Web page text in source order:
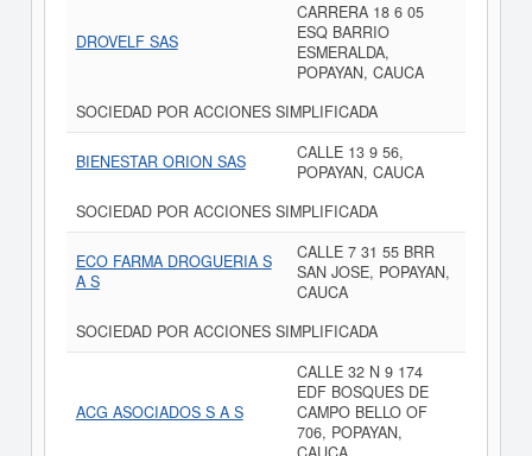
DROVELF SAS
CARRERA 18 6 05
ESQ BARRIO
ESMERALDA,
POPAYAN, CAUCA
SOCIEDAD POR ACCIONES SIMPLIFICADA
BIENESTAR ORION SAS
CALLE 13 9 56,
POPAYAN, CAUCA
SOCIEDAD POR ACCIONES SIMPLIFICADA
ECO FARMA DROGUERIA S
A S
CALLE 7 31 55 BRR
SAN JOSE, POPAYAN,
CAUCA
SOCIEDAD POR ACCIONES SIMPLIFICADA
ACG ASOCIADOS S A S
CALLE 32 N 9 174
EDF BOSQUES DE
CAMPO BELLO OF
706, POPAYAN,